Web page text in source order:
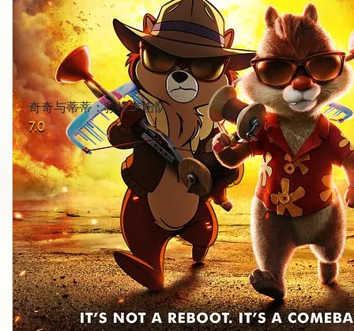
奇奇与蒂蒂：救援突击队
7.0